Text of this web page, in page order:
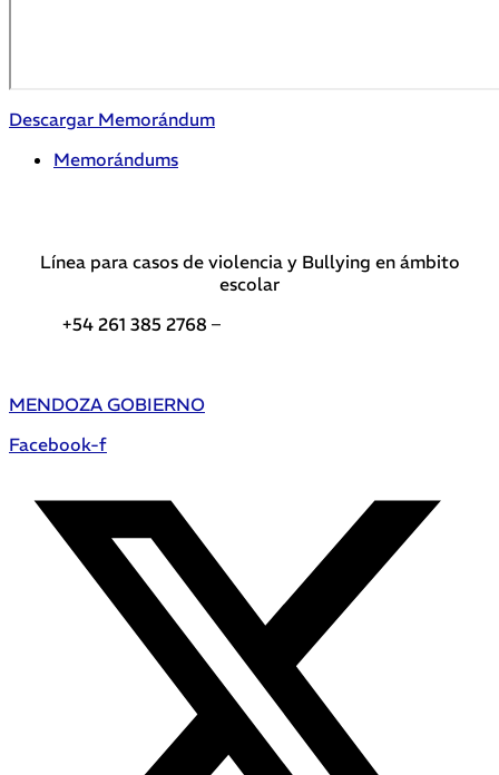
Descargar Memorándum
Memorándums
Línea para casos de violencia y Bullying en ámbito
escolar
+54 261 385 2768 –
MENDOZA GOBIERNO
Facebook-f